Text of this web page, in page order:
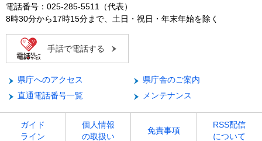
電話番号：025-285-5511（代表）
8時30分から17時15分まで、土日・祝日・年末年始を除く
手話で電話する
県庁へのアクセス
県庁舎のご案内
直通電話番号一覧
メンテナンス
ガイド
ライン
個人情報
の取扱い
免責事項
RSS配信
について